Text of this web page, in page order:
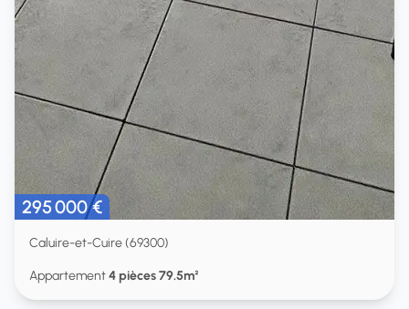
295 000 €
Caluire-et-Cuire (69300)
Appartement4 pièces 79.5m²